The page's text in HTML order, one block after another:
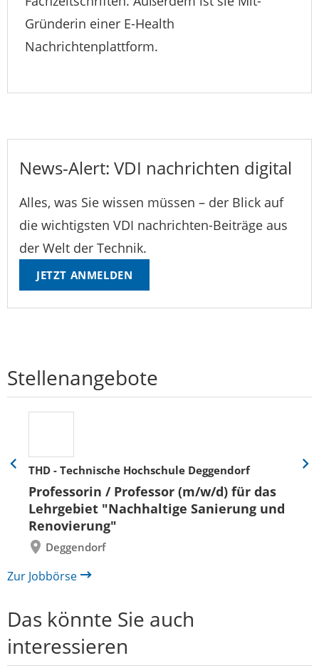
Gründerin einer E-Health
Nachrichtenplattform.
News-Alert: VDI nachrichten digital
Alles, was Sie wissen müssen – der Blick auf
die wichtigsten VDI nachrichten-Beiträge aus
der Welt der Technik.
JETZT ANMELDEN
Stellenangebote
THD - Technische Hochschule Deggendorf
Professorin / Professor (m/w/d) für das
Lehrgebiet "Nachhaltige Sanierung und
Renovierung"
Deggendorf
Eine
zurück
Eine
Zur Jobbörse
Das könnte Sie auch
interessieren